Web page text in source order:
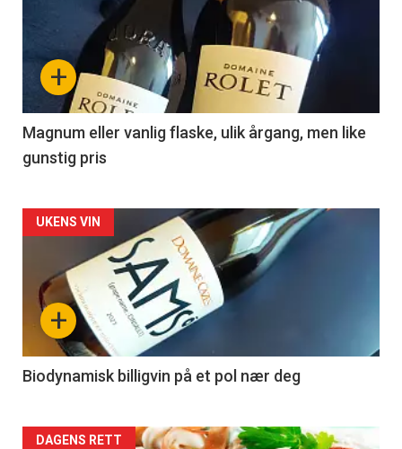
akkurat
nå
3
+
Magnum eller vanlig flaske, ulik årgang, men like
gunstig pris
Forsiden
akkurat
nå
4
+
UKENS VIN
Biodynamisk billigvin på et pol nær deg
DAGENS RETT